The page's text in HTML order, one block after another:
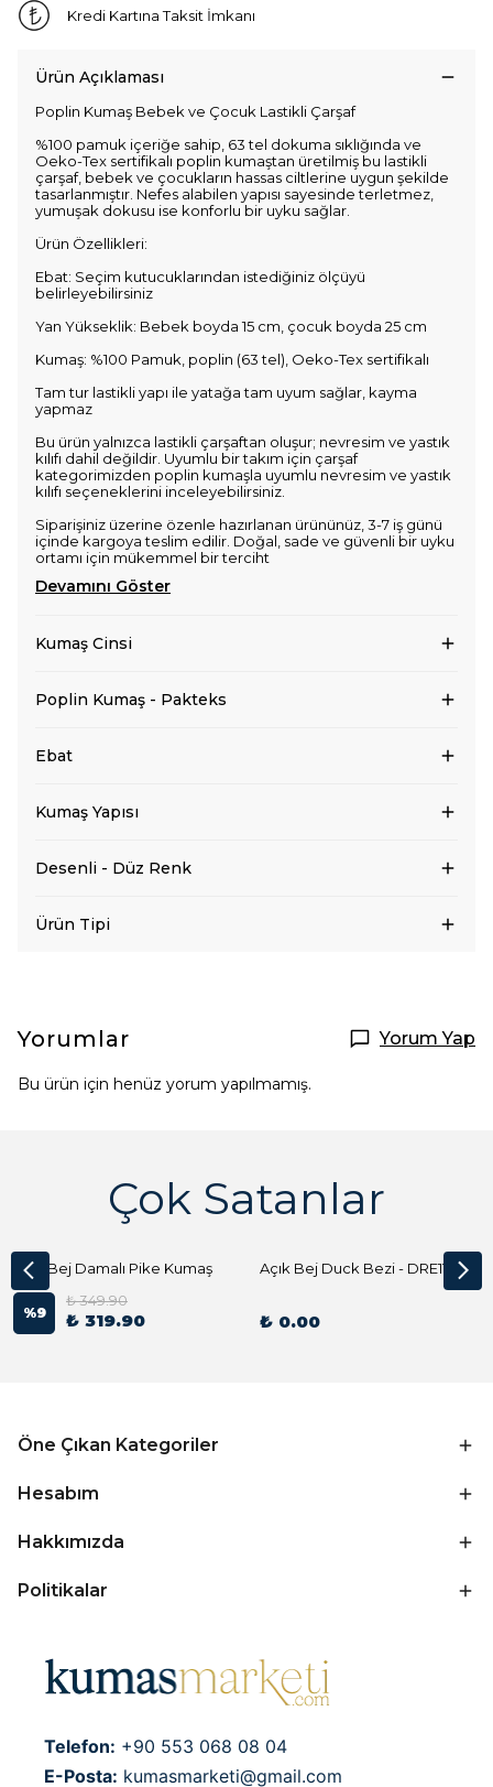
Kredi Kartına Taksit İmkanı
Ürün Açıklaması
Poplin Kumaş Bebek ve Çocuk Lastikli Çarşaf
%100 pamuk içeriğe sahip, 63 tel dokuma sıklığında ve
Oeko-Tex sertifikalı poplin kumaştan üretilmiş bu lastikli
çarşaf, bebek ve çocukların hassas ciltlerine uygun şekilde
tasarlanmıştır. Nefes alabilen yapısı sayesinde terletmez,
yumuşak dokusu ise konforlu bir uyku sağlar.
Ürün Özellikleri:
Ebat: Seçim kutucuklarından istediğiniz ölçüyü
belirleyebilirsiniz
Yan Yükseklik: Bebek boyda 15 cm, çocuk boyda 25 cm
Kumaş: %100 Pamuk, poplin (63 tel), Oeko-Tex sertifikalı
Tam tur lastikli yapı ile yatağa tam uyum sağlar, kayma
yapmaz
Bu ürün yalnızca lastikli çarşaftan oluşur; nevresim ve yastık
kılıfı dahil değildir. Uyumlu bir takım için çarşaf
kategorimizden poplin kumaşla uyumlu nevresim ve yastık
kılıfı seçeneklerini inceleyebilirsiniz.
Siparişiniz üzerine özenle hazırlanan ürününüz, 3-7 iş günü
içinde kargoya teslim edilir. Doğal, sade ve güvenli bir uyku
ortamı için mükemmel bir terciht
Devamını Göster
Kumaş Cinsi
Poplin Kumaş - Pakteks
Ebat
Kumaş Yapısı
Desenli - Düz Renk
Ürün Tipi
Yorumlar Yorum Yap
Bu ürün için henüz yorum yapılmamış.
Çok Satanlar
Açık Bej Damalı Pike Kumaş
%9
₺ 349.90
₺ 319.90
Açık Bej Duck Bezi - DRE1144 Kumaş Peçete
₺ 0.00
Öne Çıkan Kategoriler
Hesabım
Hakkımızda
Politikalar
Telefon: +90 553 068 08 04
E-Posta: kumasmarketi@gmail.com